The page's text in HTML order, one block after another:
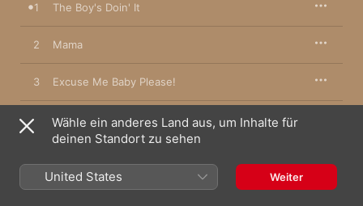
1 The Boy's Doin' It
2 Mama
3 Excuse Me Baby Please!
4 Ashiko
6 A Person Is a Sometime Thing
Wähle ein anderes Land aus, um Inhalte für
deinen Standort zu sehen
United States Weiter